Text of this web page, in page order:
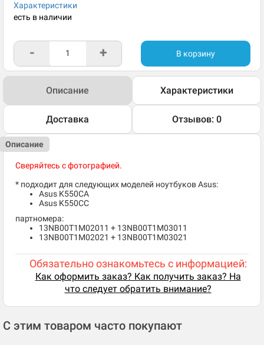
Характеристики
есть в наличии
- + В корзину
Описание Характеристики
Доставка Отзывов: 0
Описание
Сверяйтесь с фотографией.
* подходит для следующих моделей ноутбуков Asus:
Asus K550CA
Asus K550CC
партномера:
13NB00T1M02011 + 13NB00T1M03011
13NB00T1M02021 + 13NB00T1M03021
Обязательно ознакомьтесь с информацией:
Как оформить заказ? Как получить заказ? На
что следует обратить внимание?
С этим товаром часто покупают